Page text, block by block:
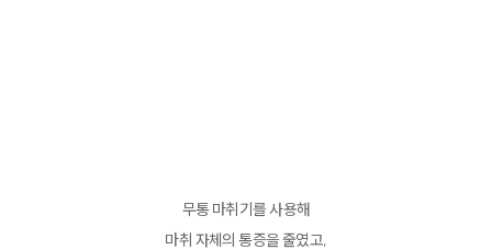
무통 마취기를 사용해
마취 자체의 통증을 줄였고,